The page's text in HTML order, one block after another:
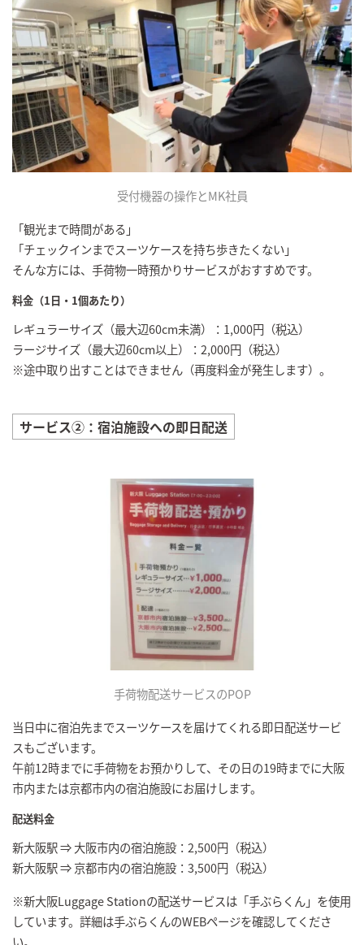
受付機器の操作とMK社員
「観光まで時間がある」
「チェックインまでスーツケースを持ち歩きたくない」
そんな方には、手荷物一時預かりサービスがおすすめです。
料金（1日・1個あたり）
レギュラーサイズ（最大辺60cm未満）：1,000円（税込）
ラージサイズ（最大辺60cm以上）：2,000円（税込）
※途中取り出すことはできません（再度料金が発生します）。
サービス②：宿泊施設への即日配送
手荷物配送サービスのPOP
当日中に宿泊先までスーツケースを届けてくれる即日配送サービ
スもございます。
午前12時までに手荷物をお預かりして、その日の19時までに大阪
市内または京都市内の宿泊施設にお届けします。
配送料金
新大阪駅 ⇒ 大阪市内の宿泊施設：2,500円（税込）
新大阪駅 ⇒ 京都市内の宿泊施設：3,500円（税込）
※新大阪Luggage Stationの配送サービスは「手ぶらくん」を使用
しています。詳細は手ぶらくんのWEBページを確認してくださ
い。